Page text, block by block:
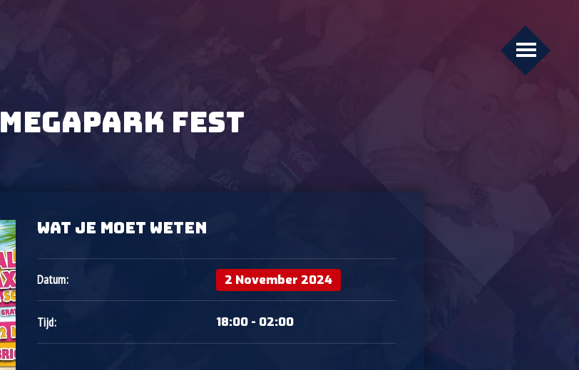
MEGAPARK FEST
WAT JE MOET WETEN
Datum: 2 November 2024
Tijd: 18:00 - 02:00